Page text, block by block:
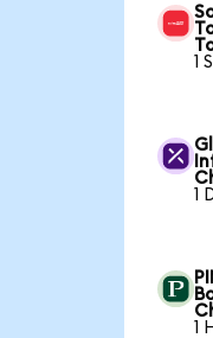
1
1
1